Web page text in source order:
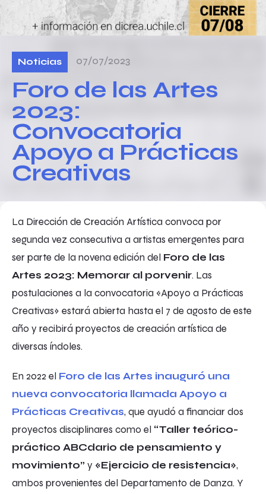
Noticias 07/07/2023
Foro de las Artes
2023:
Convocatoria
Apoyo a Prácticas
Creativas
La Dirección de Creación Artística convoca por
segunda vez consecutiva a artistas emergentes para
ser parte de la novena edición del Foro de las
Artes 2023: Memorar al porvenir. Las
postulaciones a la convocatoria «Apoyo a Prácticas
Creativas» estará abierta hasta el 7 de agosto de este
año y recibirá proyectos de creación artística de
diversas índoles.
En 2022 el Foro de las Artes inauguró una
nueva convocatoria llamada Apoyo a
Prácticas Creativas, que ayudó a financiar dos
proyectos disciplinares como el “Taller teórico-
práctico ABCdario de pensamiento y
movimiento” y «Ejercicio de resistencia»,
ambos provenientes del Departamento de Danza. Y